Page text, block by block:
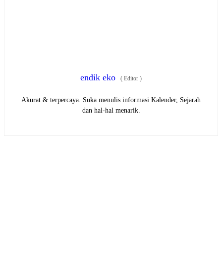
endik eko ( Editor )
Akurat & terpercaya. Suka menulis informasi Kalender, Sejarah
dan hal-hal menarik.